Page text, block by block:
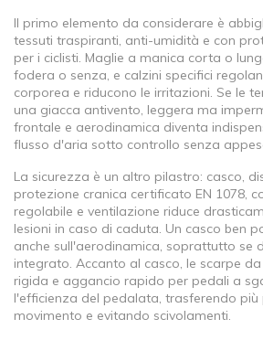
Il primo elemento da considerare è
tessuti traspiranti, anti-umidità e con
per i ciclisti. Maglie a manica corta o
fodera o senza, e calzini specifici
corporea e riducono le irritazioni. Se le
una giacca antivento, leggera ma
frontale e aerodinamica diventa
flusso d'aria sotto controllo senza
La sicurezza è un altro pilastro: casco,
protezione cranica certificato EN 1078,
regolabile e ventilazione riduce
lesioni in caso di caduta. Un casco ben
anche sull'aerodinamica, soprattutto se
integrato. Accanto al casco, le scarpe
rigida e aggancio rapido per pedali a
l'efficienza del pedalata, trasferendo
movimento e evitando scivolamenti.